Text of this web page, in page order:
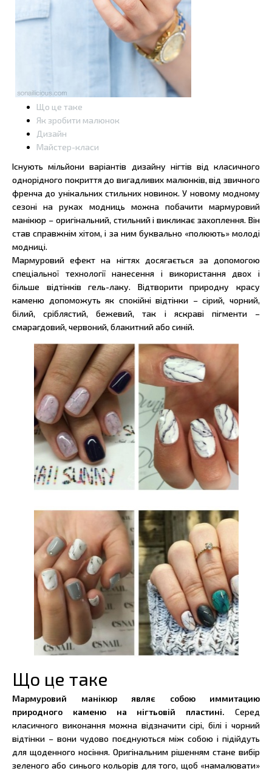
Що це таке
Як зробити малюнок
Дизайн
Майстер-класи
Існують мільйони варіантів дизайну нігтів від класичного
однорідного покриття до вигадливих малюнків, від звичного
френча до унікальних стильних новинок. У новому модному
сезоні на руках модниць можна побачити мармуровий
манікюр – оригінальний, стильний і викликає захоплення. Він
став справжнім хітом, і за ним буквально «полюють» молоді
модниці.
Мармуровий ефект на нігтях досягається за допомогою
спеціальної технології нанесення і використання двох і
більше відтінків гель-лаку. Відтворити природну красу
каменю допоможуть як спокійні відтінки – сірий, чорний,
білий, сріблястий, бежевий, так і яскраві пігменти –
смарагдовий, червоний, блакитний або синій.
Що це таке
Мармуровий манікюр являє собою иммитацию
природного каменю на нігтьовій пластині. Серед
класичного виконання можна відзначити сірі, білі і чорний
відтінки – вони чудово поєднуються між собою і підійдуть
для щоденного носіння. Оригінальним рішенням стане вибір
зеленого або синього кольорів для того, щоб «намалювати»